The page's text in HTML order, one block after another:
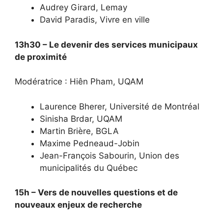
Audrey Girard, Lemay
David Paradis, Vivre en ville
13h30 – Le devenir des services municipaux
de proximité
Modératrice : Hiên Pham, UQAM
Laurence Bherer, Université de Montréal
Sinisha Brdar, UQAM
Martin Brière, BGLA
Maxime Pedneaud-Jobin
Jean-François Sabourin, Union des
municipalités du Québec
15h – Vers de nouvelles questions et de
nouveaux enjeux de recherche